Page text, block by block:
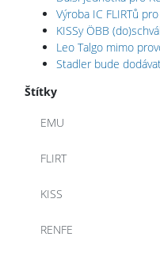
Výroba IC FLIRTů pro
KISSy ÖBB
Leo Talgo mimo
Stadler bude
Štítky
EMU
FLIRT
KISS
RENFE